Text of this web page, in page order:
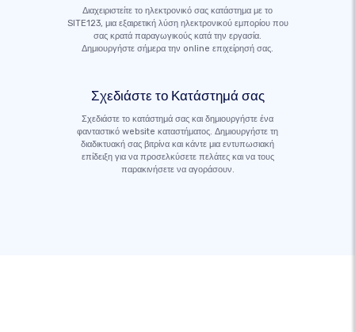
Διαχειριστείτε το ηλεκτρονικό σας κατάστημα με το
SITE123, μια εξαιρετική λύση ηλεκτρονικού εμπορίου που
σας κρατά παραγωγικούς κατά την εργασία.
Δημιουργήστε σήμερα την online επιχείρησή σας.
Σχεδιάστε το Κατάστημά σας
Σχεδιάστε το κατάστημά σας και δημιουργήστε ένα
φανταστικό website καταστήματος. Δημιουργήστε τη
διαδικτυακή σας βιτρίνα και κάντε μια εντυπωσιακή
επίδειξη για να προσελκύσετε πελάτες και να τους
παρακινήσετε να αγοράσουν.